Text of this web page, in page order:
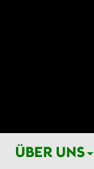
ÜBER UNS